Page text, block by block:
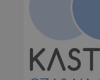
QeSessID
MvSessID